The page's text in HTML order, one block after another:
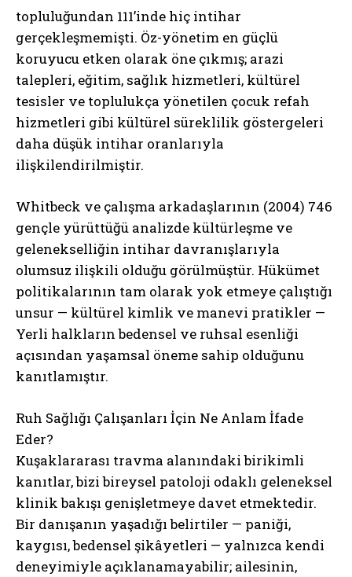
topluluğundan 111’inde hiç intihar
gerçekleşmemişti. Öz-yönetim en güçlü
koruyucu etken olarak öne çıkmış; arazi
talepleri, eğitim, sağlık hizmetleri, kültürel
tesisler ve toplulukça yönetilen çocuk refah
hizmetleri gibi kültürel süreklilik göstergeleri
daha düşük intihar oranlarıyla
ilişkilendirilmiştir.
Whitbeck ve çalışma arkadaşlarının (2004) 746
gençle yürüttüğü analizde kültürleşme ve
gelenekselliğin intihar davranışlarıyla
olumsuz ilişkili olduğu görülmüştür. Hükümet
politikalarının tam olarak yok etmeye çalıştığı
unsur — kültürel kimlik ve manevi pratikler —
Yerli halkların bedensel ve ruhsal esenliği
açısından yaşamsal öneme sahip olduğunu
kanıtlamıştır.
Ruh Sağlığı Çalışanları İçin Ne Anlam İfade
Eder?
Kuşaklararası travma alanındaki birikimli
kanıtlar, bizi bireysel patoloji odaklı geleneksel
klinik bakışı genişletmeye davet etmektedir.
Bir danışanın yaşadığı belirtiler — paniği,
kaygısı, bedensel şikâyetleri — yalnızca kendi
deneyimiyle açıklanamayabilir; ailesinin,